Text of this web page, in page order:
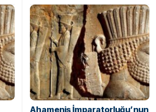
Ahameniş İmparatorluğu’nun